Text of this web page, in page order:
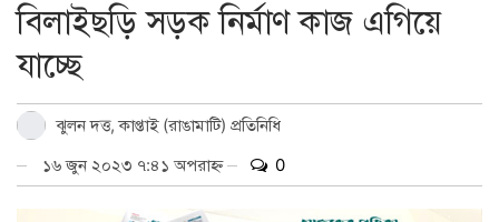
বিলাইছড়ি সড়ক নির্মাণ কাজ এগিয়ে
যাচ্ছে
ঝুলন দত্ত, কাপ্তাই (রাঙামাটি) প্রতিনিধি
১৬ জুন ২০২৩ ৭:৪১ অপরাহ্ন
0